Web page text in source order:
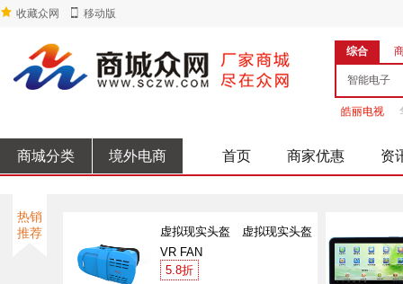
收藏众网 移动版
综合
皓丽电视
商城分类 境外电商 首页 商家优惠 资
热销
推荐
虚拟现实头盔 虚拟现实头盔
VR FAN
5.8折